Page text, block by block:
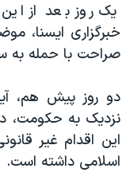
یک روز بعد از
خبرگزاری ایسنا،
صراحت با حمله به
دو روز پیش هم،
نزدیک به حکومت،
این اقدام غیر
اسلامی داشته است.